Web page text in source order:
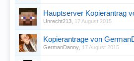
Hauptserver Kopierantrag
Unrecht213 17 August 2015
Kopierantrage von
GermanDanny 17 August 2015